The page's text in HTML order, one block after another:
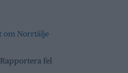
Rapportera fel